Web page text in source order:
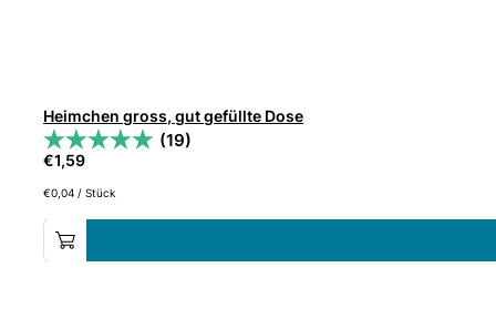
Heimchen gross, gut gefüllte Dose
(19)
€1,59
€0,04 /Stück